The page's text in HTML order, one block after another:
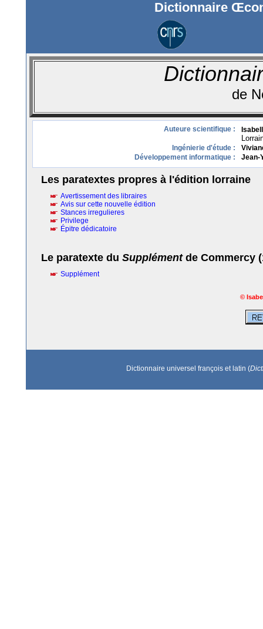
Dictionnaire
de
Auteure scientifique :
Ingénierie d'étude :
Développement informatique :
Jean-
Les paratextes propres à l'édition lorraine
Avertissement des libraires
Avis sur cette nouvelle édition
Stances irregulieres
Privilege
Épitre dédicatoire
Le paratexte du Supplémentde Commercy
Supplément
©
Dictionnaire universel françois et latin (